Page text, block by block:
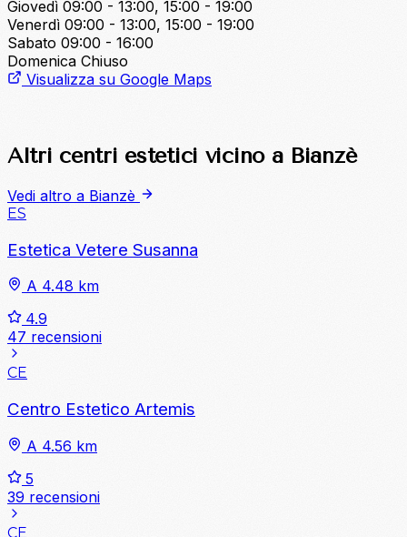
Giovedì 09:00 - 13:00, 15:00 - 19:00
Venerdì 09:00 - 13:00, 15:00 - 19:00
Sabato 09:00 - 16:00
Domenica Chiuso
Visualizza su Google Maps
Altri centri estetici vicino a Bianzè
Vedi altro a Bianzè
ES
Estetica Vetere Susanna
A 4.48 km
4.9
47 recensioni
CE
Centro Estetico Artemis
A 4.56 km
5
39 recensioni
CE